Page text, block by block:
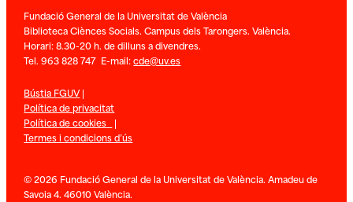
Fundació General de la Universitat de València
Biblioteca Ciènces Socials. Campus dels Tarongers. València.
Horari: 8.30-20 h. de dilluns a divendres.
Tel. 963 828 747 E-mail:cde@uv.es
Bústia FGUV|
Política de privacitat
Política de cookies |
Termes i condicions d’ús
© 2026 Fundació General de la Universitat de València. Amadeu de
Savoia 4. 46010 València.